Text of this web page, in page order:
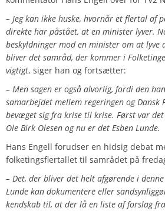
– Jeg kan ikke huske, hvornår et flertal af
direkte har påstået, at en minister lyver.
beskyldninger mod en minister om at lyve
bliver det samråd, der kommer i
vigtigt, siger han og fortsætter:
– Men sagen er også alvorlig, fordi den
samarbejdet mellem regeringen og
bevæget sig fra krise til krise. Først var
Ole Birk Olesen og nu er det Esben Lunde.
Hans Engell forudser en hidsig debat
folketingsflertallet til samrådet på
– Det, der bliver det helt afgørende i
Lunde kan dokumentere eller
kendskab til, at der lå en liste af forslag